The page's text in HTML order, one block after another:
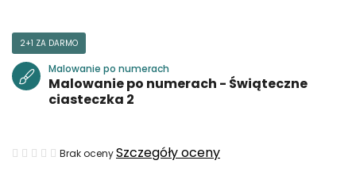
2+1 ZA DARMO
Malowanie po numerach
Malowanie po numerach - Świąteczne
ciasteczka 2
Średnia
Brak ocenySzczegóły oceny